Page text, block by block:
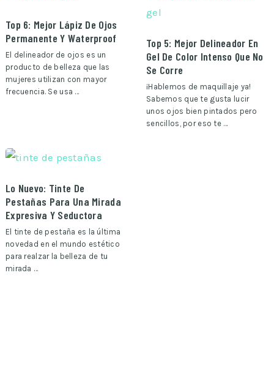
Top 6: Mejor Lápiz De Ojos
Permanente Y Waterproof
El delineador de ojos es un
producto de belleza que las
mujeres utilizan con mayor
frecuencia. Se usa …
Top 5: Mejor Delineador En
Gel De Color Intenso Que No
Se Corre
¡Hablemos de maquillaje ya!
Sabemos que te gusta lucir
unos ojos bien pintados pero
sencillos, por eso te …
Lo Nuevo: Tinte De
Pestañas Para Una Mirada
Expresiva Y Seductora
El tinte de pestaña es la última
novedad en el mundo estético
para realzar la belleza de tu
mirada …